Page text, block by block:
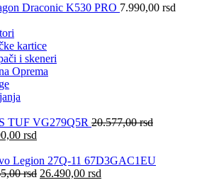
Draconic K530 PRO 7.990,00 rsd
kartice
i skeneri
Oprema
TUF VG279Q5R 20.577,00rsd
rsd
Legion 27Q-11 67D3GAC1EU
rsd 26.490,00 rsd